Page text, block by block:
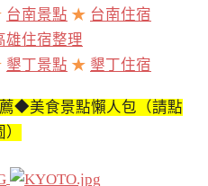
台南景點 ★ 台南住宿
雄住宿整理
墾丁景點 ★ 墾丁住宿
◆美食景點懶人包（請點
）